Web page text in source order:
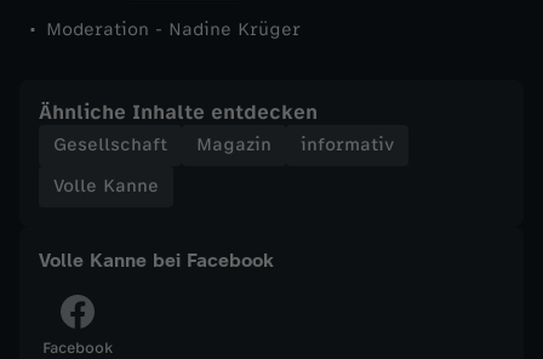
l
e
K
a
n
Moderation - Nadine Krüger
Ähnliche Inhalte entdecken
Gesellschaft Magazin
informativ
Volle Kanne
Volle Kanne bei Facebook
Facebook